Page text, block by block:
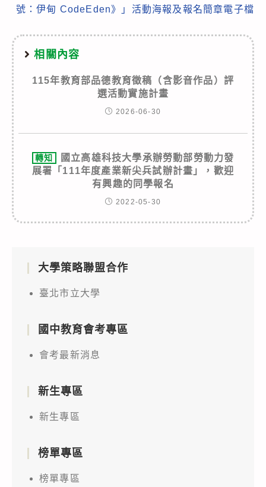
號：伊甸 CodeEden》」活動海報及報名簡章電子檔
相關內容
115年教育部品德教育徵稿（含影音作品）評
選活動實施計畫
2026-06-30
轉知
國立高雄科技大學承辦勞動部勞動力發
展署「111年度產業新尖兵試辦計畫」，歡迎
有興趣的同學報名
2022-05-30
大學策略聯盟合作
臺北市立大學
國中教育會考專區
會考最新消息
新生專區
新生專區
榜單專區
榜單專區